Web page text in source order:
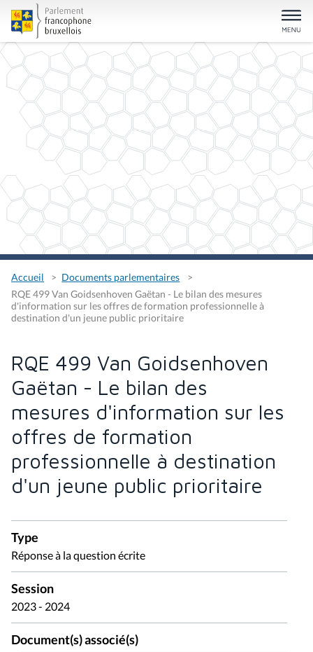
Accueil
Documents parlementaires
RQE 499 Van Goidsenhoven Gaëtan - Le bilan des mesures
d'information sur les offres de formation professionnelle à
destination d'un jeune public prioritaire
RQE 499 Van Goidsenhoven
Gaëtan - Le bilan des
mesures d'information sur les
offres de formation
professionnelle à destination
d'un jeune public prioritaire
Type
Réponse à la question écrite
Session
2023 - 2024
Document(s) associé(s)